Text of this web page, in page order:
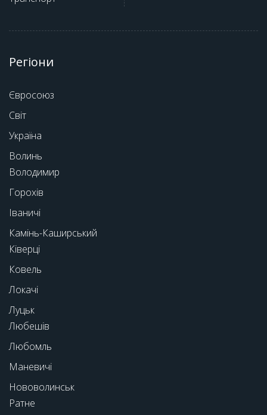
Регіони
Євросоюз
Світ
Україна
Волинь
Володимир
Горохів
Іваничі
Камінь-Каширський
Ківерці
Ковель
Локачі
Луцьк
Любешів
Любомль
Маневичі
Нововолинськ
Ратне